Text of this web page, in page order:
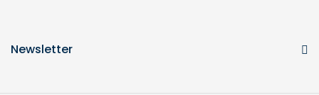
Newsletter